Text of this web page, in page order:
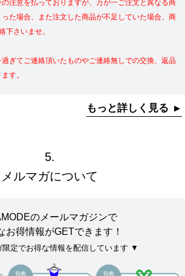
注意を払っておりますが、万が一ご注文と異なる商
た場合、また注文した商品が不足していた場合、商
下さいませ。
ぎてご連絡頂いたものやご連絡無しでの交換、返品
す。
もっと詳しく見る
5.
メルマガについて
のメールマガジンで
お得情報がGETできます！
限定でお得な情報を配信しています